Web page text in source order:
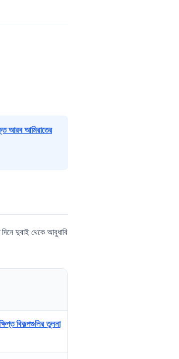
আরব আমিরাতের
দুবাই থেকে আবুধাবি
বিকল্পগুলির তুলনা